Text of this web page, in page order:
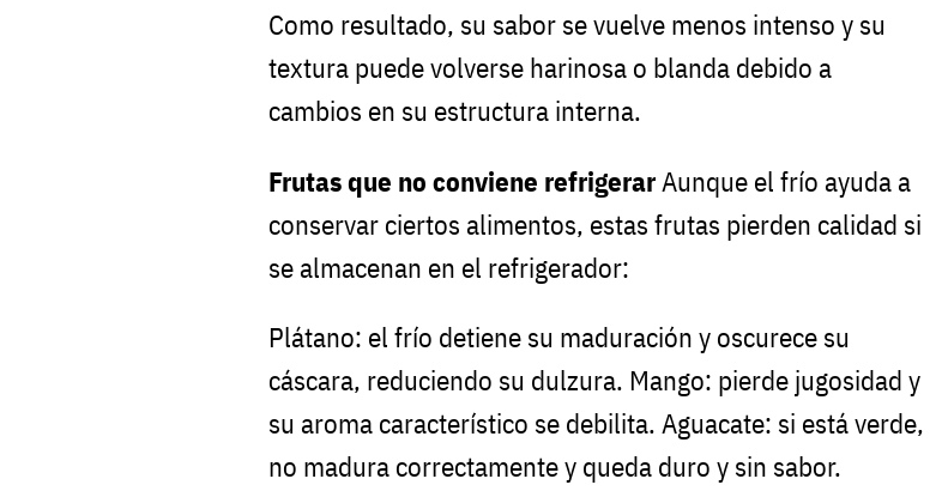
Como resultado, su sabor se vuelve menos intenso y su
textura puede volverse harinosa o blanda debido a
cambios en su estructura interna.
Frutas que no conviene refrigerar Aunque el frío ayuda a
conservar ciertos alimentos, estas frutas pierden calidad si
se almacenan en el refrigerador:
Plátano: el frío detiene su maduración y oscurece su
cáscara, reduciendo su dulzura. Mango: pierde jugosidad y
su aroma característico se debilita. Aguacate: si está verde,
no madura correctamente y queda duro y sin sabor.